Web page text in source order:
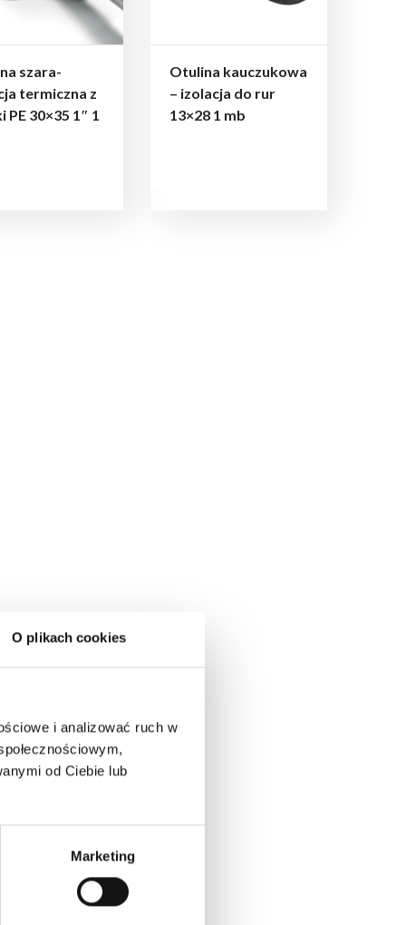
O plikach cookies
i analizować ruch w
od Ciebie lub
Marketing
szara-
termiczna z
PE 30×35 1″ 1
Otulina kauczukowa
– izolacja do rur
13×28 1 mb